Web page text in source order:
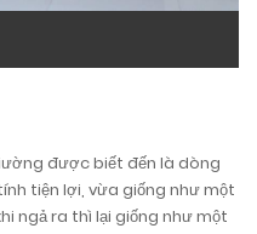
được biết đến là dòng
tiện lợi, vừa giống như một
ngả ra thì lại giống như một